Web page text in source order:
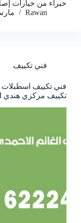
خبراء من خيارات
Rawan
مارس 27,
فني تكييف
تكييف مركزي هندي